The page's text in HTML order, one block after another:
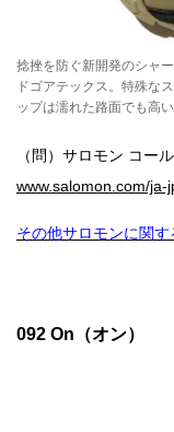
捻挫を防ぐ新開発のシャ
ドゴアテックス。特殊な
ップは濡れた路面でも高
（問）サロモン コ
www.salomon.com/ja-
その他サロモンに関
092 On（オン）